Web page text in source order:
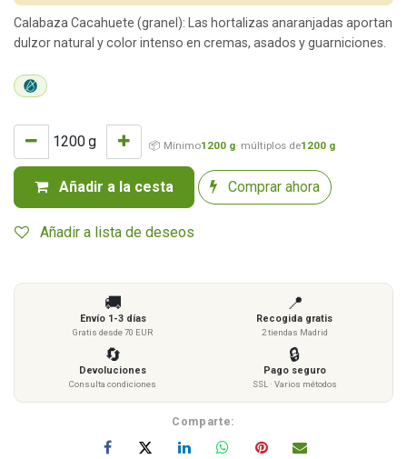
g 📦 Mínimo1200 g· múltiplos de1200 g
Añadir a la cesta Comprar ahora
Añadir a lista de deseos
Calabaza Cacahuete (granel): Las hortalizas anaranjadas aportan
dulzor natural y color intenso en cremas, asados y guarniciones.
🚚
Envío 1-3 días
Gratis desde 70 EUR
📍
Recogida gratis
2 tiendas Madrid
🔄
Devoluciones
Consulta condiciones
🔒
Pago seguro
SSL · Varios métodos
Comparte: